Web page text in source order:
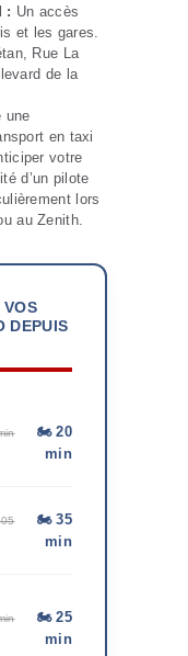
: Un accès
et les gares.
Rue La
de la
une
en taxi
votre
d’un pilote
lors
au Zenith.
DEPUIS
🏍️ 20
min
🏍️ 35
min
🏍️ 25
min